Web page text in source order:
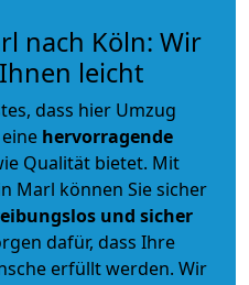
nach Köln: Wir
leicht
dass hier Umzug
hervorragende
Qualität bietet. Mit
Marl können Sie sicher
und sicher
dafür, dass Ihre
erfüllt werden. Wir